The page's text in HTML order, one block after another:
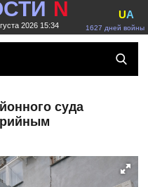
N
2026 15:34 1627 дней войны
UA
суда